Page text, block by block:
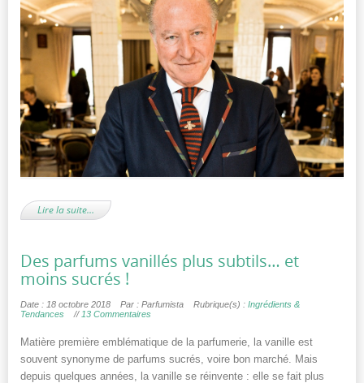
Lire la suite…
Des parfums vanillés plus subtils… et
moins sucrés !
Date : 18 octobre 2018 Par : Parfumista Rubrique(s) : Ingrédients &
Tendances
// 13 Commentaires
Matière première emblématique de la parfumerie, la vanille est
souvent synonyme de parfums sucrés, voire bon marché. Mais
depuis quelques années, la vanille se réinvente : elle se fait plus